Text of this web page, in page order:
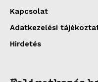
Kapcsolat
Adatkezelési
Hirdetés